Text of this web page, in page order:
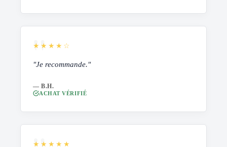
★★★★☆
"Je recommande."
— B.H.
ACHAT VÉRIFIÉ
★★★★★